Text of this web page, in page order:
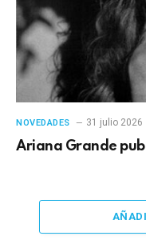
NOVEDADES 31 julio 2026
Ariana Grande